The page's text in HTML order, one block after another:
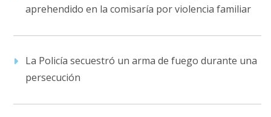
aprehendido en la comisaría por violencia familiar
La Policía secuestró un arma de fuego durante una
persecución